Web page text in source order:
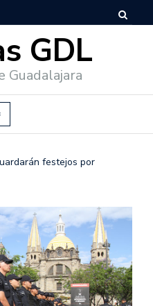
GDL
Guadalajara
festejos por